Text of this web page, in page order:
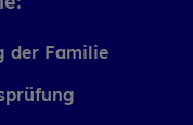
der Familie